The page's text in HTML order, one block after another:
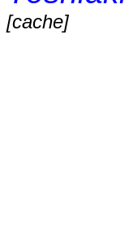
[cache]